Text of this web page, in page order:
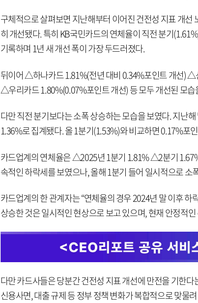
구체적으로 살펴보면 지난해부터 이어진 건전성 지표 개선
히 개선됐다. 특히 KB국민카드의 연체율이 직전 분기
기록하며 1년 새 개선 폭이 가장 두드러졌다.
뒤이어 △하나카드 1.81%(전년 대비 0.34%포인트 개선)
△우리카드 1.80%(0.07%포인트 개선) 등 모두 개선된 모습
다만 직전 분기보다는 소폭 상승하는 모습을 보였다. 지난
1.36%로 집계됐다. 올 1분기(1.53%)와 비교하면 0.17%포
카드업계의 연체율은 △2025년 1분기 1.81% △2분기
속적인 하락세를 보였으나, 올해 1분기 들어 일시적으로 소
카드업계의 한 관계자는 “연체율의 경우 2024년 말 이후 하
상승한 것은 일시적인 현상으로 보고 있으며, 현재 안정적
다만 카드사들은 당분간 건전성 지표 개선에 만전을 기한
신용사면, 대출 규제 등 정부 정책 변화가 복합적으로 맞물